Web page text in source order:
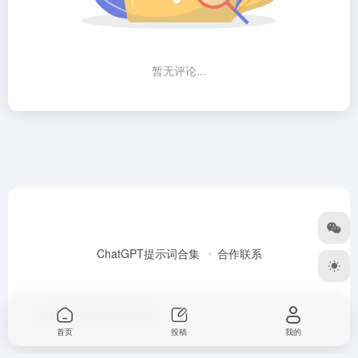
暂无评论...
ChatGPT提示词合集 合作联系
Copyright © 2026
首页 投稿 我的